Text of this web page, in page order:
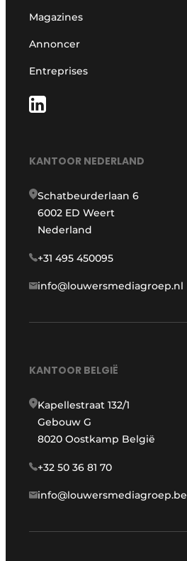
Magazines
Annoncer
Entreprises
KANTOOR NEDERLAND
Schatbeurderlaan 6
6002 ED Weert
Nederland
+31 495 450095
info@louwersmediagroep.nl
KANTOOR BELGIË
Kapellestraat 132/1
Gebouw G
8020 Oostkamp België
+32 50 36 81 70
info@louwersmediagroep.be